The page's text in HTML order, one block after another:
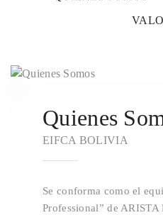
Quienes
EIFCA BOLIVIA
Se conforma como el
Professional” de